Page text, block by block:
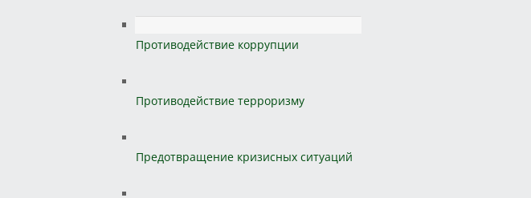
Противодействие коррупции
Противодействие терроризму
Предотвращение кризисных ситуаций